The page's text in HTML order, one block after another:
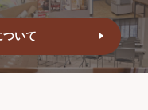
ついて